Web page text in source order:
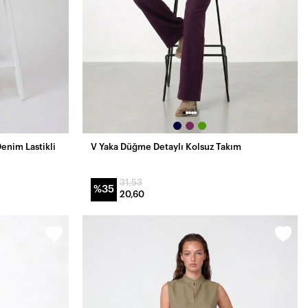
Lastikli V Yaka Düğme Detaylı Kolsuz Takım
%35
31,53
20,60